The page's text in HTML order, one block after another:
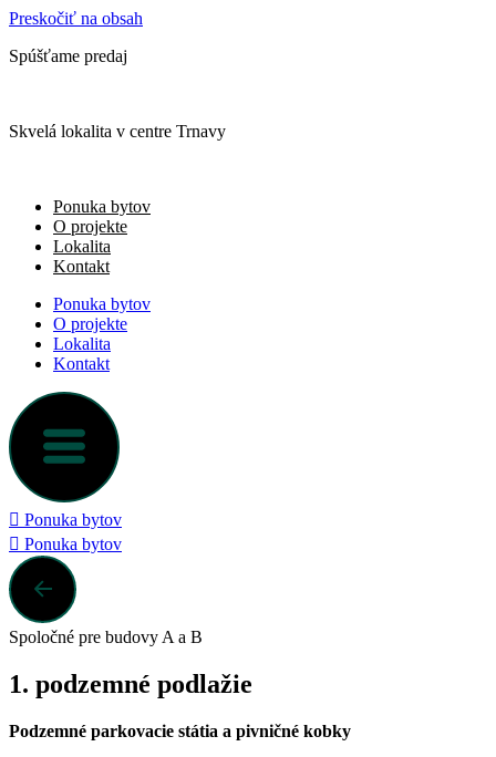
Preskočiť na obsah
Spúšťame predaj
Skvelá lokalita v centre Trnavy
Ponuka bytov
O projekte
Lokalita
Kontakt
Ponuka bytov
O projekte
Lokalita
Kontakt
Ponuka bytov
Ponuka bytov
Spoločné pre budovy A a B
1. podzemné podlažie
Podzemné parkovacie státia a pivničné kobky